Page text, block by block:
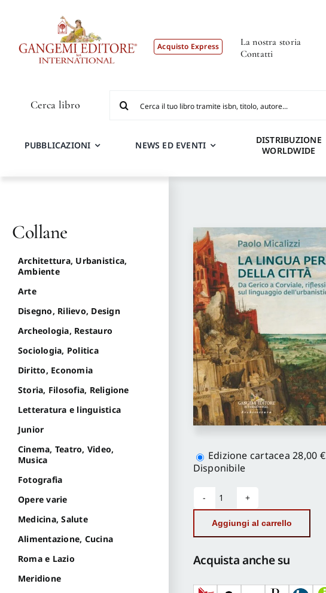
Acquisto Express
La nostra storia
Contatti
Cerca libro
per:
PUBBLICAZIONI NEWS ED EVENTI
DISTRIBUZIONE
WORLDWIDE
la
versione
Edizione cartacea 28,00 €
Disponibile
perduta
della
città
quantità
Aggiungi al carrello
Acquista anche su
Collane
Architettura, Urbanistica,
Ambiente
Arte
Disegno, Rilievo, Design
Archeologia, Restauro
Sociologia, Politica
Diritto, Economia
Storia, Filosofia, Religione
Letteratura e linguistica
Junior
Cinema, Teatro, Video,
Musica
Fotografia
Opere varie
Medicina, Salute
Alimentazione, Cucina
Roma e Lazio
Meridione